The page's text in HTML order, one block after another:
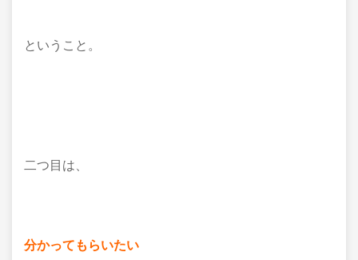
ということ。
二つ目は、
分かってもらいたい